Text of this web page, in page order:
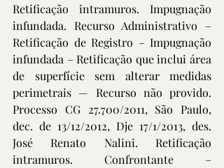
Retificação intramuros. Impugnação
infundada. Recurso Administrativo –
Retificação de Registro – Impugnação
infundada – Retificação que inclui área
de superfície sem alterar medidas
perimetrais — Recurso não provido.
Processo CG 27.700/2011, São Paulo,
dec. de 13/12/2012, Dje 17/1/2013, des.
José Renato Nalini. Retificação
intramuros. Confrontante –